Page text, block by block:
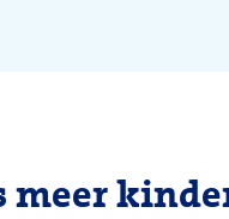
meer